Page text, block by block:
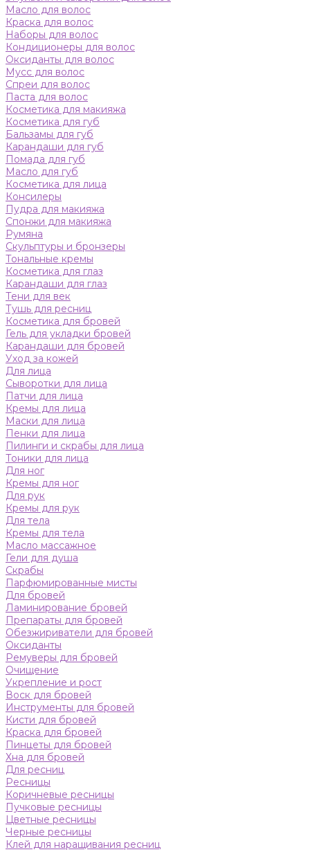
Масло для волос
Краска для волос
Наборы для волос
Кондиционеры для волос
Оксиданты для волос
Мусс для волос
Спреи для волос
Паста для волос
Косметика для макияжа
Косметика для губ
Бальзамы для губ
Карандаши для губ
Помада для губ
Масло для губ
Косметика для лица
Консилеры
Пудра для макияжа
Спонжи для макияжа
Румяна
Скульптуры и бронзеры
Тональные кремы
Косметика для глаз
Карандаши для глаз
Тени для век
Тушь для ресниц
Косметика для бровей
Гель для укладки бровей
Карандаши для бровей
Уход за кожей
Для лица
Сыворотки для лица
Патчи для лица
Кремы для лица
Маски для лица
Пенки для лица
Пилинги и скрабы для лица
Тоники для лица
Для ног
Кремы для ног
Для рук
Кремы для рук
Для тела
Кремы для тела
Масло массажное
Гели для душа
Скрабы
Парфюмированные мисты
Для бровей
Ламинирование бровей
Препараты для бровей
Обезжириватели для бровей
Оксиданты
Ремуверы для бровей
Очищение
Укрепление и рост
Воск для бровей
Инструменты для бровей
Кисти для бровей
Краска для бровей
Пинцеты для бровей
Хна для бровей
Для ресниц
Ресницы
Коричневые ресницы
Пучковые ресницы
Цветные ресницы
Черные ресницы
Клей для наращивания ресниц